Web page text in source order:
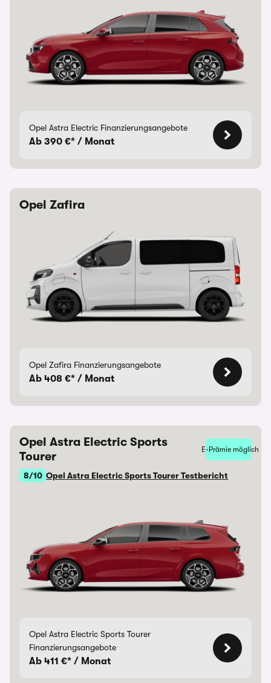
Opel Astra Electric Finanzierungsangebote
Ab 390 €* / Monat
Opel Zafira
Opel Zafira Finanzierungsangebote
Ab 408 €* / Monat
Opel Astra Electric Sports
Tourer
E-Prämie möglich
8/10 Opel Astra Electric Sports Tourer Testbericht
Opel Astra Electric Sports Tourer
Finanzierungsangebote
Ab 411 €* / Monat